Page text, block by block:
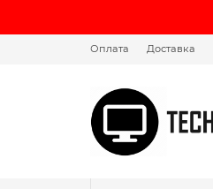
Оплата Доставка